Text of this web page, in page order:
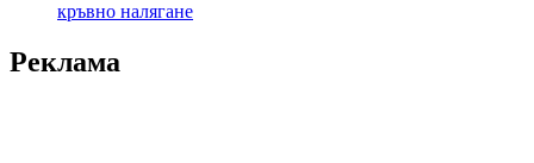
кръвно налягане
Реклама